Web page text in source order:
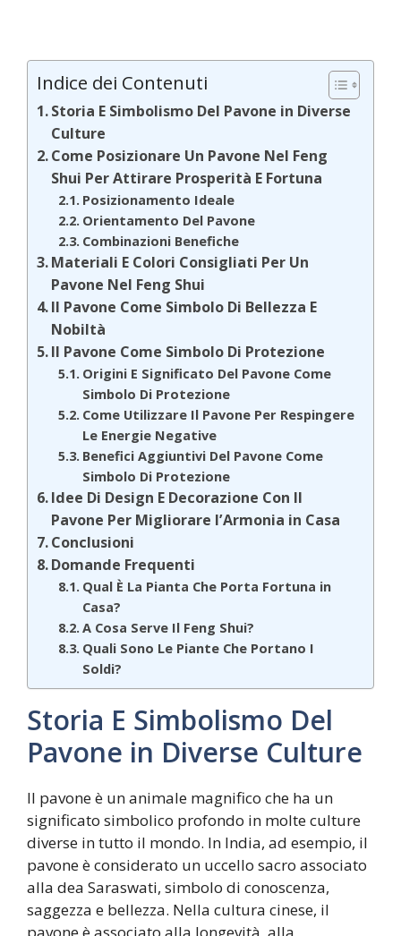
Indice dei Contenuti
Storia E Simbolismo Del Pavone in Diverse
Culture
Come Posizionare Un Pavone Nel Feng
Shui Per Attirare Prosperità E Fortuna
Posizionamento Ideale
Orientamento Del Pavone
Combinazioni Benefiche
Materiali E Colori Consigliati Per Un
Pavone Nel Feng Shui
Il Pavone Come Simbolo Di Bellezza E
Nobiltà
Il Pavone Come Simbolo Di Protezione
Origini E Significato Del Pavone Come
Simbolo Di Protezione
Come Utilizzare Il Pavone Per Respingere
Le Energie Negative
Benefici Aggiuntivi Del Pavone Come
Simbolo Di Protezione
Idee Di Design E Decorazione Con Il
Pavone Per Migliorare l’Armonia in Casa
Conclusioni
Domande Frequenti
Qual È La Pianta Che Porta Fortuna in
Casa?
A Cosa Serve Il Feng Shui?
Quali Sono Le Piante Che Portano I
Soldi?
Storia E Simbolismo Del
Pavone in Diverse Culture
Il pavone è un animale magnifico che ha un
significato simbolico profondo in molte culture
diverse in tutto il mondo. In India, ad esempio, il
pavone è considerato un uccello sacro associato
alla dea Saraswati, simbolo di conoscenza,
saggezza e bellezza. Nella cultura cinese, il